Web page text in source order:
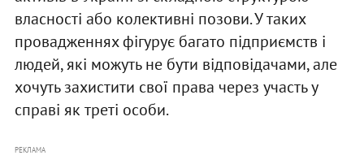
власності або колективні позови. У таких
провадженнях фігурує багато підприємств і
людей, які можуть не бути відповідачами, але
хочуть захистити свої права через участь у
справі як треті особи.
РЕКЛАМА